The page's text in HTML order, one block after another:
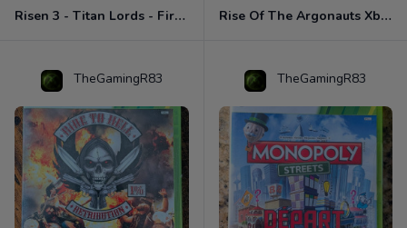
Risen 3 - Titan Lords - First Edition Xbox 360 Rise Of The Argonauts Xbox 360
TheGamingR83 TheGamingR83